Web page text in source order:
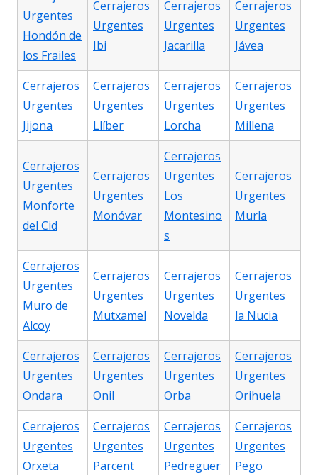
Urgentes
Hondón de
los Frailes
Cerrajeros
Urgentes
Ibi
Cerrajeros
Urgentes
Jacarilla
Cerrajeros
Urgentes
Jávea
Cerrajeros
Urgentes
Jijona
Cerrajeros
Urgentes
Llíber
Cerrajeros
Urgentes
Lorcha
Cerrajeros
Urgentes
Millena
Cerrajeros
Urgentes
Monforte
del Cid
Cerrajeros
Urgentes
Monóvar
Cerrajeros
Urgentes
Los
Montesino
s
Cerrajeros
Urgentes
Murla
Cerrajeros
Urgentes
Muro de
Alcoy
Cerrajeros
Urgentes
Mutxamel
Cerrajeros
Urgentes
Novelda
Cerrajeros
Urgentes
la Nucia
Cerrajeros
Urgentes
Ondara
Cerrajeros
Urgentes
Onil
Cerrajeros
Urgentes
Orba
Cerrajeros
Urgentes
Orihuela
Cerrajeros
Urgentes
Orxeta
Cerrajeros
Urgentes
Parcent
Cerrajeros
Urgentes
Pedreguer
Cerrajeros
Urgentes
Pego